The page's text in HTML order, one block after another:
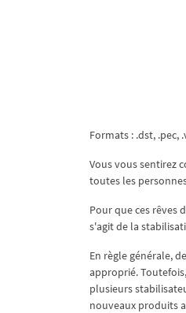
Formats : .dst, .pec,
Vous vous sentirez
toutes les
Pour que ces rêves
s'agit de la
En règle générale,
approprié.
plusieurs
nouveaux produits